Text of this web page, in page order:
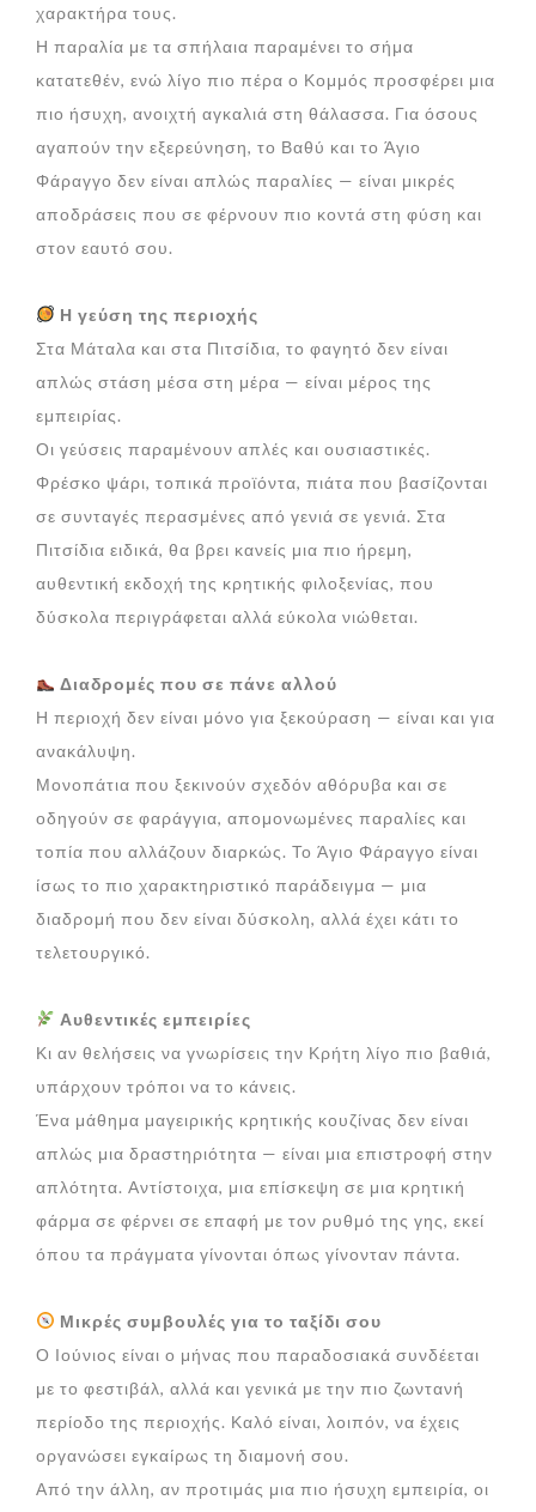
χαρακτήρα τους.
Η παραλία με τα σπήλαια παραμένει το σήμα
κατατεθέν, ενώ λίγο πιο πέρα ο Κομμός προσφέρει μια
πιο ήσυχη, ανοιχτή αγκαλιά στη θάλασσα. Για όσους
αγαπούν την εξερεύνηση, το Βαθύ και το Άγιο
Φάραγγο δεν είναι απλώς παραλίες — είναι μικρές
αποδράσεις που σε φέρνουν πιο κοντά στη φύση και
στον εαυτό σου.
Η γεύση της περιοχής
Στα Μάταλα και στα Πιτσίδια, το φαγητό δεν είναι
απλώς στάση μέσα στη μέρα — είναι μέρος της
εμπειρίας.
Οι γεύσεις παραμένουν απλές και ουσιαστικές.
Φρέσκο ψάρι, τοπικά προϊόντα, πιάτα που βασίζονται
σε συνταγές περασμένες από γενιά σε γενιά. Στα
Πιτσίδια ειδικά, θα βρει κανείς μια πιο ήρεμη,
αυθεντική εκδοχή της κρητικής φιλοξενίας, που
δύσκολα περιγράφεται αλλά εύκολα νιώθεται.
Διαδρομές που σε πάνε αλλού
Η περιοχή δεν είναι μόνο για ξεκούραση — είναι και για
ανακάλυψη.
Μονοπάτια που ξεκινούν σχεδόν αθόρυβα και σε
οδηγούν σε φαράγγια, απομονωμένες παραλίες και
τοπία που αλλάζουν διαρκώς. Το Άγιο Φάραγγο είναι
ίσως το πιο χαρακτηριστικό παράδειγμα — μια
διαδρομή που δεν είναι δύσκολη, αλλά έχει κάτι το
τελετουργικό.
Αυθεντικές εμπειρίες
Κι αν θελήσεις να γνωρίσεις την Κρήτη λίγο πιο βαθιά,
υπάρχουν τρόποι να το κάνεις.
Ένα μάθημα μαγειρικής κρητικής κουζίνας δεν είναι
απλώς μια δραστηριότητα — είναι μια επιστροφή στην
απλότητα. Αντίστοιχα, μια επίσκεψη σε μια κρητική
φάρμα σε φέρνει σε επαφή με τον ρυθμό της γης, εκεί
όπου τα πράγματα γίνονται όπως γίνονταν πάντα.
Μικρές συμβουλές για το ταξίδι σου
Ο Ιούνιος είναι ο μήνας που παραδοσιακά συνδέεται
με το φεστιβάλ, αλλά και γενικά με την πιο ζωντανή
περίοδο της περιοχής. Καλό είναι, λοιπόν, να έχεις
οργανώσει εγκαίρως τη διαμονή σου.
Από την άλλη, αν προτιμάς μια πιο ήσυχη εμπειρία, οι